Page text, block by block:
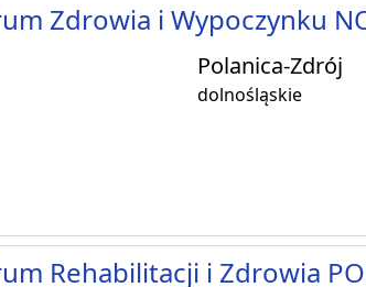
Zdrowia i Wypoczynku
Polanica-Zdrój
dolnośląskie
Rehabilitacji i Zdrowia